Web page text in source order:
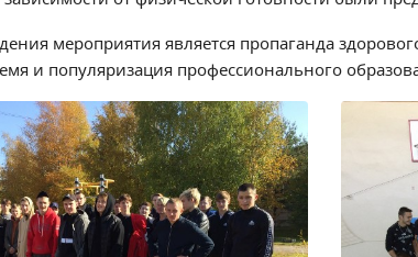
мероприятия является пропаганда
и популяризация профессионального